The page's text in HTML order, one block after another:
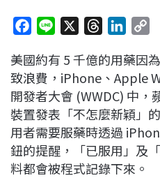
c
e
b
o
o
k
n
e
r
e
a
d
s
n
k
e
d
I
n
p
y
L
i
n
美國約有 5 千億的用藥因
致浪費，iPhone、Apple
開發者大會 (WWDC) 中
裝置發表「不怎麼新穎」
用者需要服藥時透過
鈕的提醒，「已服用」及
料都會被程式記錄下來。